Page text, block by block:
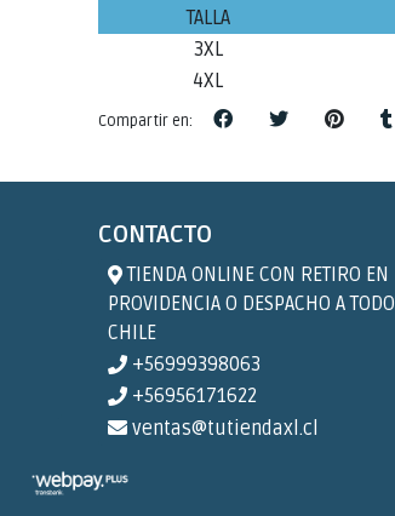
TALLA
3XL
4XL
Compartir en:
CONTACTO
TIENDA ONLINE CON RETIRO EN
PROVIDENCIA O DESPACHO A TODO
CHILE
+56999398063
+56956171622
ventas@tutiendaxl.cl